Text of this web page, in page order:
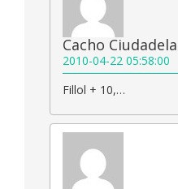
Cacho Ciudadela
2010-04-22 05:58:00
Fillol + 10,…